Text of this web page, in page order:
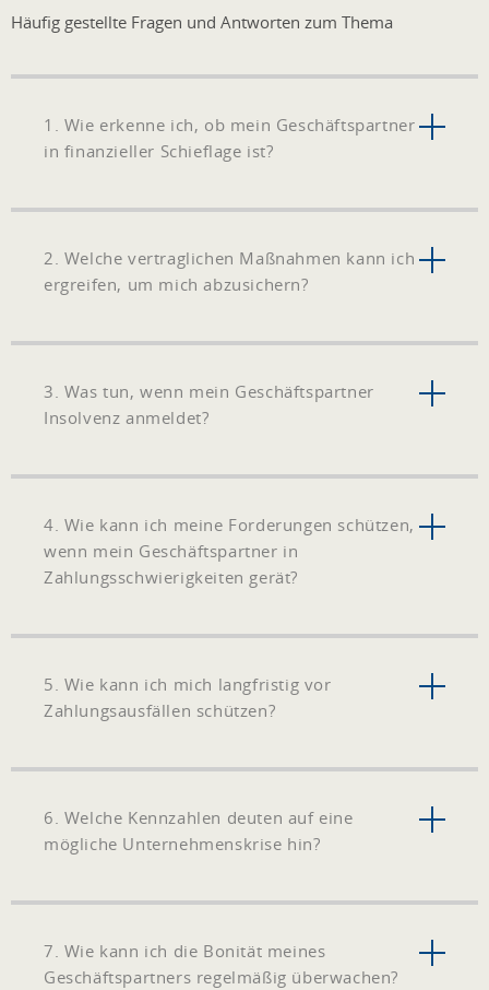
Häufig gestellte Fragen und Antworten zum Thema
1. Wie erkenne ich, ob mein Geschäftspartner
in finanzieller Schieflage ist?
2. Welche vertraglichen Maßnahmen kann ich
ergreifen, um mich abzusichern?
3. Was tun, wenn mein Geschäftspartner
Insolvenz anmeldet?
4. Wie kann ich meine Forderungen schützen,
wenn mein Geschäftspartner in
Zahlungsschwierigkeiten gerät?
5. Wie kann ich mich langfristig vor
Zahlungsausfällen schützen?
6. Welche Kennzahlen deuten auf eine
mögliche Unternehmenskrise hin?
7. Wie kann ich die Bonität meines
Geschäftspartners regelmäßig überwachen?